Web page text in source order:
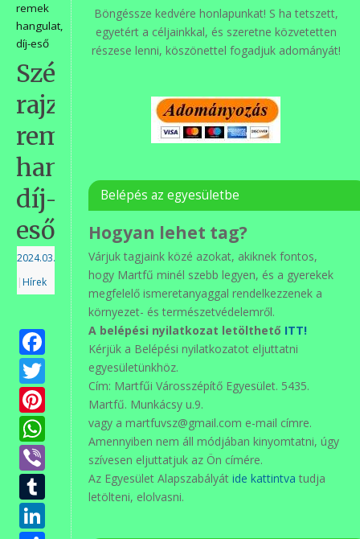
remek
hangulat,
díj-eső
Szép
rajzok,
remek
hangulat,
díj-
eső
2024.03.06.
|Hírek
Facebook
Twitter
Pinterest
WhatsApp
Viber
Tumblr
LinkedIn
Böngéssze kedvére honlapunkat! S ha tetszett,
egyetért a céljainkkal, és szeretne közvetetten
részese lenni, köszönettel fogadjuk adományát!
Belépés az egyesületbe
Hogyan lehet tag?
Várjuk tagjaink közé azokat, akiknek fontos,
hogy Martfű minél szebb legyen, és a gyerekek
megfelelő ismeretanyaggal rendelkezzenek a
környezet- és természetvédelemről.
A belépési nyilatkozat letölthető ITT!
Kérjük a Belépési nyilatkozatot eljuttatni
egyesületünkhöz.
Cím: Martfűi Városszépítő Egyesület. 5435.
Martfű. Munkácsy u.9.
vagy a martfuvsz@gmail.com e-mail címre.
Amennyiben nem áll módjában kinyomtatni, úgy
szívesen eljuttatjuk az Ön címére.
Az Egyesület Alapszabályát ide kattintva tudja
letölteni, elolvasni.